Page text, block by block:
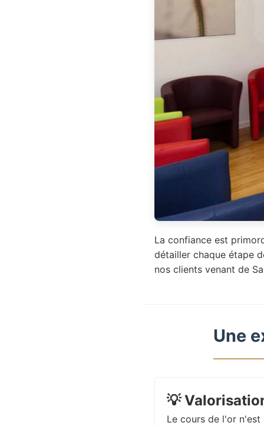
La confiance est
détailler chaque étape
nos clients venant de
Une
💡
Le cours de l'or